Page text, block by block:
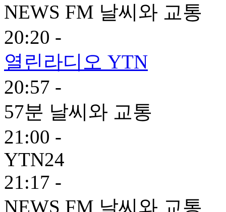
NEWS FM 날씨와 교통
20:20 -
열린라디오 YTN
20:57 -
57분 날씨와 교통
21:00 -
YTN24
21:17 -
NEWS FM 날씨와 교통